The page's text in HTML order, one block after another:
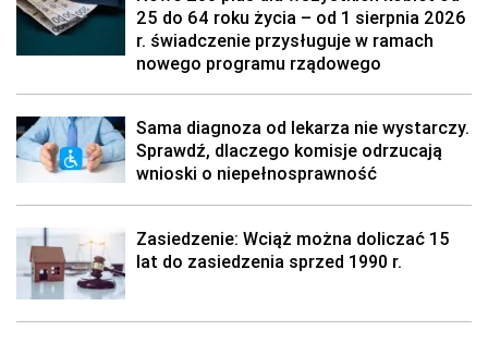
25 do 64 roku życia – od 1 sierpnia 2026
r. świadczenie przysługuje w ramach
nowego programu rządowego
Sama diagnoza od lekarza nie wystarczy.
Sprawdź, dlaczego komisje odrzucają
wnioski o niepełnosprawność
Zasiedzenie: Wciąż można doliczać 15
lat do zasiedzenia sprzed 1990 r.